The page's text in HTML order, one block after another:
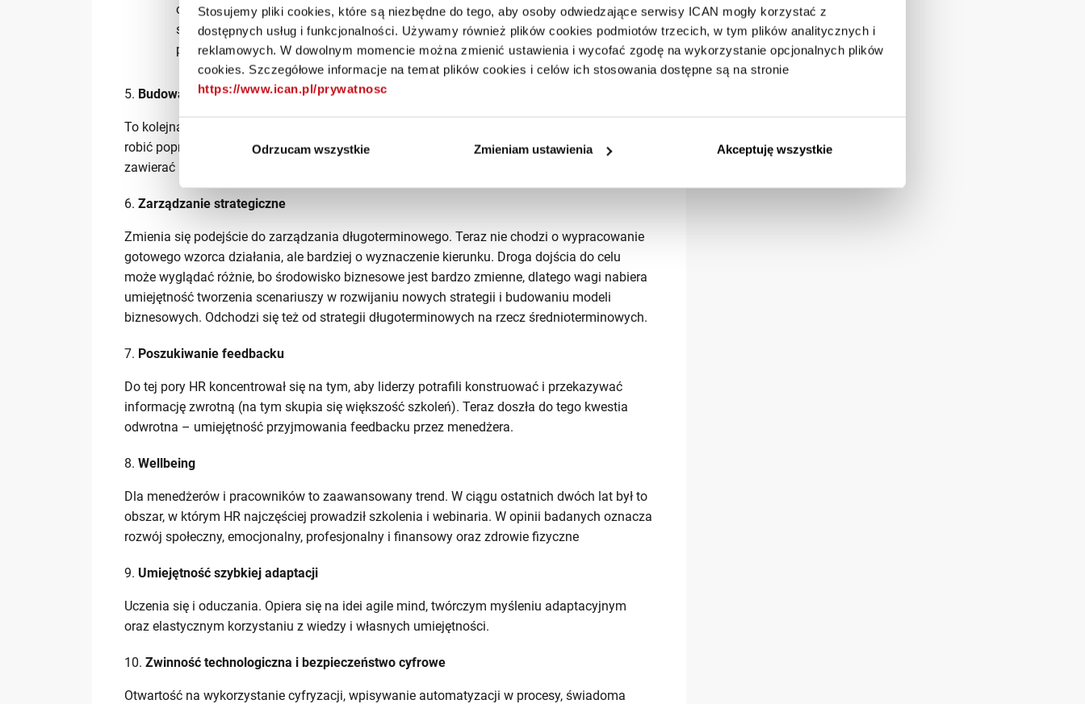
Stosujemy pliki cookies, które są niezbędne do tego, aby osoby odwiedzające serwisy ICAN mogły korzystać z
dostępnych usług i funkcjonalności. Używamy również plików cookies podmiotów trzecich, w tym plików analitycznych i
reklamowych. W dowolnym momencie można zmienić ustawienia i wycofać zgodę na wykorzystanie opcjonalnych plików
cookies. Szczegółowe informacje na temat plików cookies i celów ich stosowania dostępne są na stronie
https://www.ican.pl/prywatnosc
Odrzucam wszystkie Zmieniam ustawienia Akceptuję wszystkie
cieszenie się szacunkiem podwładnych, którzy bezbłędnie dostrzegają błędy i
słabości swoich szefów. To też przestrzeń na refleksję, która jest konieczna –
powiedział jeden z uczestników badania.
Budowanie koalicji
To kolejna ważna kompetencja menedżera. Lider powinien umieć wywierać wpływ, co może
robić poprzez budowanie sojuszy. Ważne jest wcześniejsze zdefiniowanie, z kim powinno się
zawierać koalicje i relacje, aby móc wywierać wpływ.
Zarządzanie strategiczne
Zmienia się podejście do zarządzania długoterminowego. Teraz nie chodzi o wypracowanie
gotowego wzorca działania, ale bardziej o wyznaczenie kierunku. Droga dojścia do celu
może wyglądać różnie, bo środowisko biznesowe jest bardzo zmienne, dlatego wagi nabiera
umiejętność tworzenia scenariuszy w rozwijaniu nowych strategii i budowaniu modeli
biznesowych. Odchodzi się też od strategii długoterminowych na rzecz średnioterminowych.
Poszukiwanie feedbacku
Do tej pory HR koncentrował się na tym, aby liderzy potrafili konstruować i przekazywać
informację zwrotną (na tym skupia się większość szkoleń). Teraz doszła do tego kwestia
odwrotna – umiejętność przyjmowania feedbacku przez menedżera.
Wellbeing
Dla menedżerów i pracowników to zaawansowany trend. W ciągu ostatnich dwóch lat był to
obszar, w którym HR najczęściej prowadził szkolenia i webinaria. W opinii badanych oznacza
rozwój społeczny, emocjonalny, profesjonalny i finansowy oraz zdrowie fizyczne
Umiejętność szybkiej adaptacji
Uczenia się i oduczania. Opiera się na idei agile mind, twórczym myśleniu adaptacyjnym
oraz elastycznym korzystaniu z wiedzy i własnych umiejętności.
Zwinność technologiczna i bezpieczeństwo cyfrowe
Otwartość na wykorzystanie cyfryzacji, wpisywanie automatyzacji w procesy, świadoma